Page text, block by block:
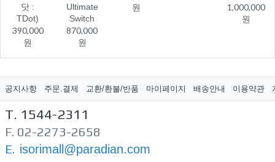
닷 :
TDot)
390,000
원
Ultimate
Switch
870,000
원
원
1,000,000
원
공지사항 주문.결제 교환/환불/반품 마이페이지 배송안내 이용약관
T. 1544-2311
F. 02-2273-2658
E. isorimall@paradian.com